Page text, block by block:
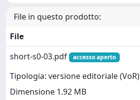
File in questo prodotto:
File
short-s0-03.pdf
accesso aperto
Tipologia: versione editoriale (VoR)
Dimensione 1.92 MB